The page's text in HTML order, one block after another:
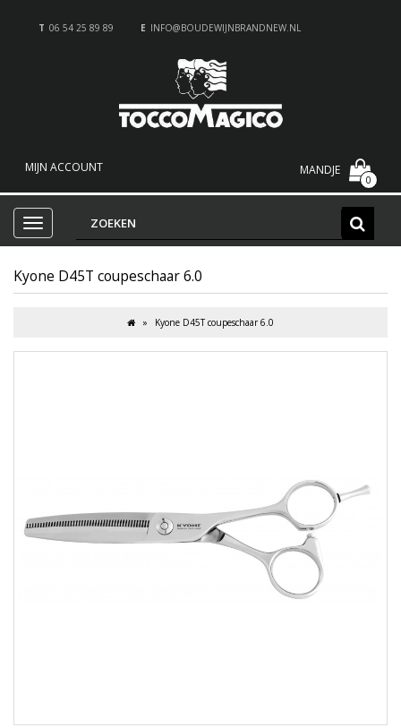
T 06 54 25 89 89 E INFO@BOUDEWIJNBRANDNEW.NL
MIJN ACCOUNT MANDJE
0
Kyone D45T coupeschaar 6.0
Kyone D45T coupeschaar 6.0